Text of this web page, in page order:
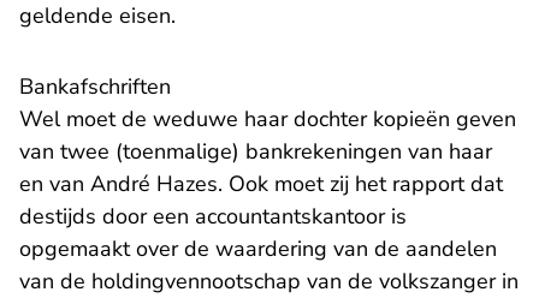
geldende eisen.
Bankafschriften
Wel moet de weduwe haar dochter kopieën geven
van twee (toenmalige) bankrekeningen van haar
en van André Hazes. Ook moet zij het rapport dat
destijds door een accountantskantoor is
opgemaakt over de waardering van de aandelen
van de holdingvennootschap van de volkszanger in